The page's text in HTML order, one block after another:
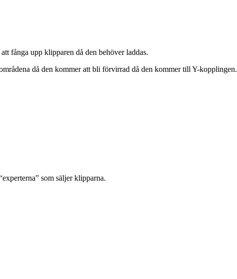
fånga upp klipparen då den behöver laddas.
då den kommer att bli förvirrad då den kommer till Y-kopplingen.
som säljer klipparna.